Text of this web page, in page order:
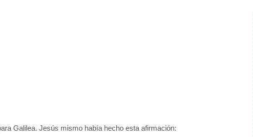
Galilea. Jesús mismo había hecho esta afirmación: